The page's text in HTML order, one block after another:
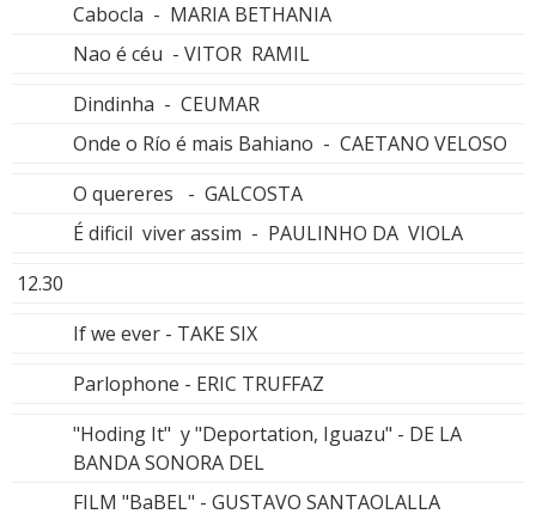
Cabocla - MARIA BETHANIA
Nao é céu - VITOR RAMIL
Dindinha - CEUMAR
Onde o Río é mais Bahiano - CAETANO VELOSO
O quereres - GALCOSTA
É dificil viver assim - PAULINHO DA VIOLA
12.30
If we ever - TAKE SIX
Parlophone - ERIC TRUFFAZ
"Hoding It" y "Deportation, Iguazu" - DE LA
BANDA SONORA DEL
FILM "BaBEL" - GUSTAVO SANTAOLALLA